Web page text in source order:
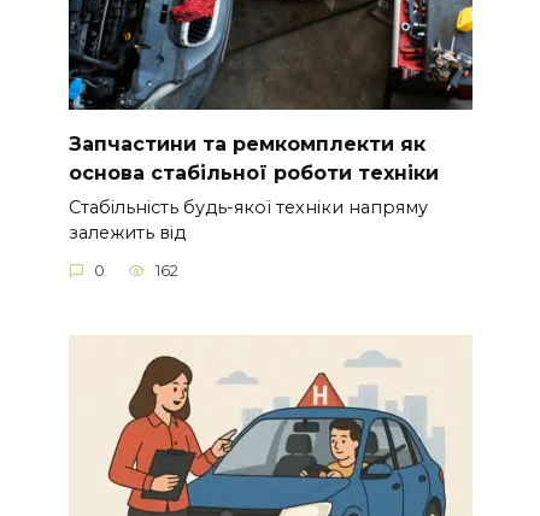
Запчастини та ремкомплекти як
основа стабільної роботи техніки
Стабільність будь-якої техніки напряму
залежить від
0 162